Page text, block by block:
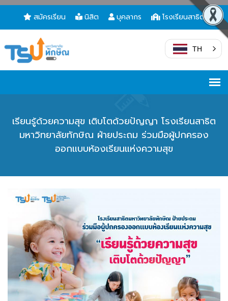
สมัครเรียน นิสิต บุคลากร โรงเรียนสาธิต
TH
เรียนรู้ด้วยความสุข เติบโตด้วยปัญญา โรงเรียนสาธิต
มหาวิทยาลัยทักษิณ ฝ่ายประถม ร่วมมือผู้ปกครอง
ออกแบบห้องเรียนแห่งความสุข